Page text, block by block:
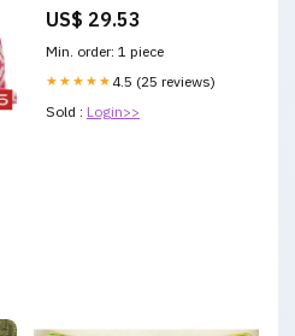
US$ 29.53
Min. order: 1 piece
★★★★★ 4.5 (25 reviews)
Sold : Login>>